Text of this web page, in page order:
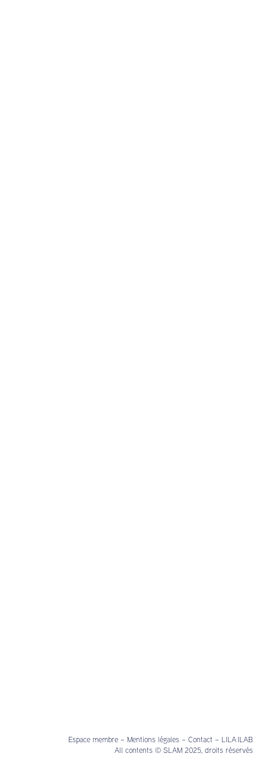
Espace membre– Mentions légales– Contact – LILA ILAB
All contents © SLAM 2025, droits réservés